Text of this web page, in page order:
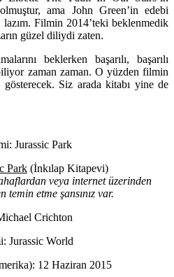
olmuştur, ama John Green’in edebi
Filmin 2014’teki beklenmedik
güzel diliydi zaten.
beklerken başarılı, başarılı
zaman zaman. O yüzden filmin
gösterecek. Siz arada kitabı yine de
Jurassic Park
Park (İnkılap Kitapevi)
veya internet üzerinden
temin etme şansınız var.
Crichton
Jurassic World
12 Haziran 2015